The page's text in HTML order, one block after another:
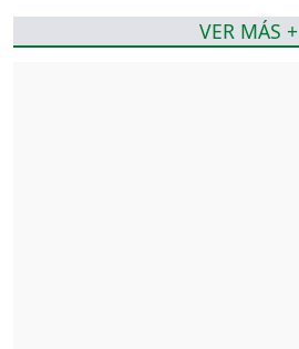
VER MÁS +